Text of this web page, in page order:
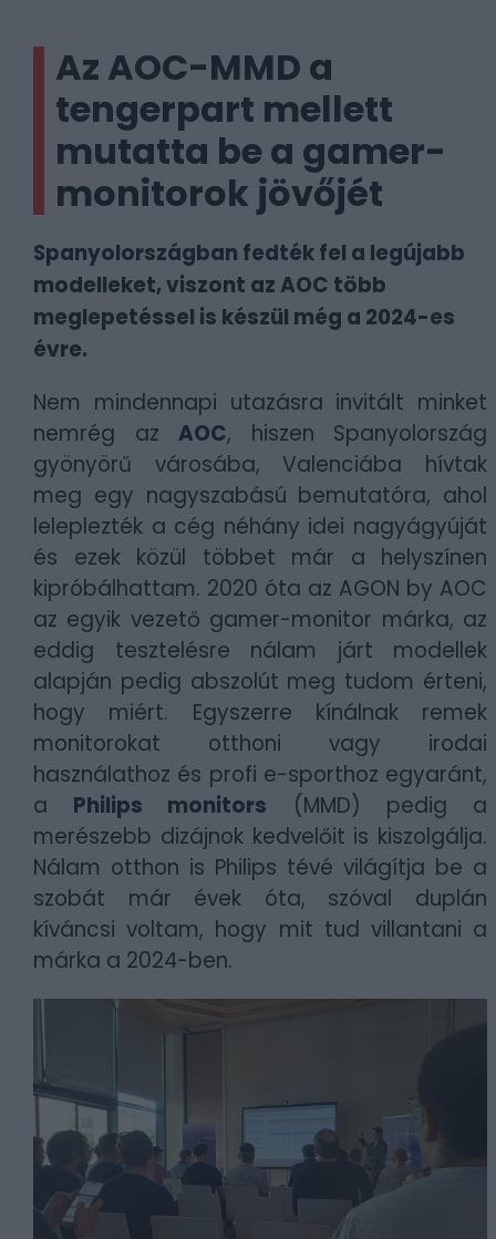
Az AOC-MMD a
tengerpart mellett
mutatta be a gamer-
monitorok jövőjét
Spanyolországban fedték fel a legújabb
modelleket, viszont az AOC több
meglepetéssel is készül még a 2024-es
évre.
Nem mindennapi utazásra invitált minket
nemrég az AOC, hiszen Spanyolország
gyönyörű városába, Valenciába hívtak
meg egy nagyszabású bemutatóra, ahol
leleplezték a cég néhány idei nagyágyúját
és ezek közül többet már a helyszínen
kipróbálhattam. 2020 óta az AGON by AOC
az egyik vezető gamer-monitor márka, az
eddig tesztelésre nálam járt modellek
alapján pedig abszolút meg tudom érteni,
hogy miért. Egyszerre kínálnak remek
monitorokat otthoni vagy irodai
használathoz és profi e-sporthoz egyaránt,
a Philips monitors (MMD) pedig a
merészebb dizájnok kedvelőit is kiszolgálja.
Nálam otthon is Philips tévé világítja be a
szobát már évek óta, szóval duplán
kíváncsi voltam, hogy mit tud villantani a
márka a 2024-ben.